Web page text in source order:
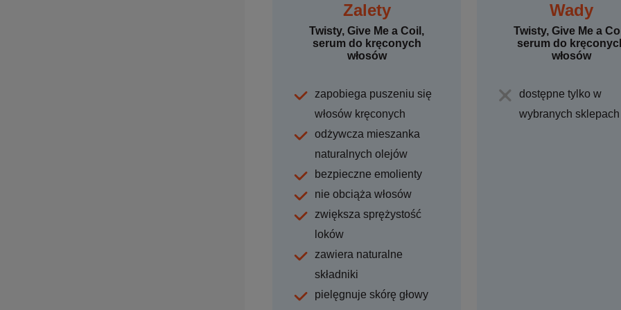
Zalety
Twisty, Give Me a Coil,
serum do kręconych
włosów
zapobiega puszeniu się
włosów kręconych
odżywcza mieszanka
naturalnych olejów
bezpieczne emolienty
nie obciąża włosów
zwiększa sprężystość
loków
zawiera naturalne
składniki
pielęgnuje skórę głowy
Wady
Twisty, Give Me a
serum do
włosów
dostępne tylko w
wybranych sklepach